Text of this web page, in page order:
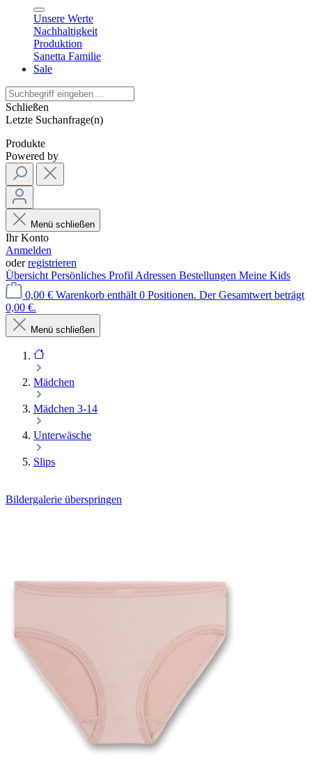
Unsere Werte
Nachhaltigkeit
Produktion
Sanetta Familie
Sale
Schließen
Letzte Suchanfrage(n)
Produkte
Powered by
Menü schließen
Ihr Konto
Anmelden
oderregistrieren
Übersicht Persönliches Profil Adressen Bestellungen Meine Kids
0,00 € Warenkorb enthält 0 Positionen. Der Gesamtwert beträgt
0,00 €.
Menü schließen
Mädchen
Mädchen 3-14
Unterwäsche
Slips
Bildergalerie überspringen